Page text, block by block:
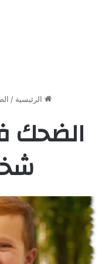
الرئيسية /
الضحك